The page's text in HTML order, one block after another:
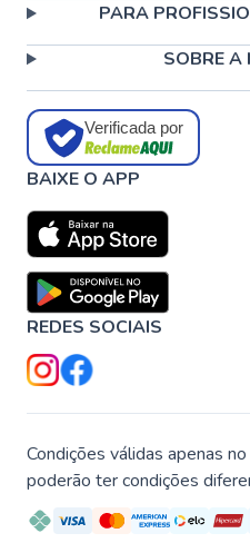
PARA
SOBRE A
Verificada por
BAIXE O APP
REDES SOCIAIS
Condições válidas apenas
poderão ter condições